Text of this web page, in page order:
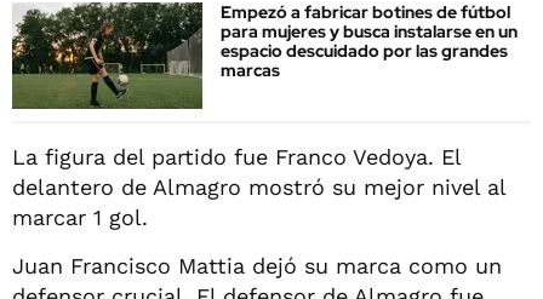
Empezó a fabricar botines de fútbol
para mujeres y busca instalarse en un
espacio descuidado por las grandes
marcas
La figura del partido fue Franco Vedoya. El
delantero de Almagro mostró su mejor nivel al
marcar 1 gol.
Juan Francisco Mattia dejó su marca como un